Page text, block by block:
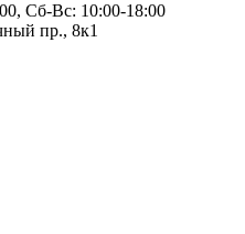
Сб-Вс: 10:00-18:00
пр., 8к1